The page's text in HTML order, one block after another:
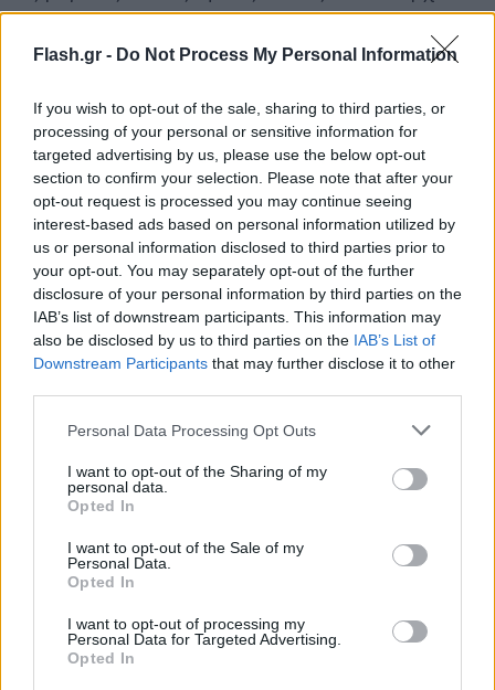
Flash.gr - Do Not Process My Personal Information
If you wish to opt-out of the sale, sharing to third parties, or
processing of your personal or sensitive information for
targeted advertising by us, please use the below opt-out
section to confirm your selection. Please note that after your
opt-out request is processed you may continue seeing
interest-based ads based on personal information utilized by
us or personal information disclosed to third parties prior to
your opt-out. You may separately opt-out of the further
disclosure of your personal information by third parties on the
IAB’s list of downstream participants. This information may
also be disclosed by us to third parties on the IAB’s List of
Downstream Participants that may further disclose it to other
Please note that this website/app uses one or more Google
not limited to your visit or usage behaviour. You may click to
grant or deny consent to Google and its third-party tags to
use your data for below specified purposes in below Google
consent section.
Personal Data Processing Opt Outs
I want to opt-out of the Sharing of my
personal data.
Opted In
I want to opt-out of the Sale of my
Personal Data.
Opted In
I want to opt-out of processing my
Personal Data for Targeted Advertising.
Opted In
νευρολογικές και δη πανεπιστημιακές κλινικές,
υπάρχει η δυνατότητα των οξέων θεραπειών και
είναι η πιο διαδεδομένη και σημαντική θεραπεία,
«αλλά πρέπει να δοθεί μέσα στις πρώτες 4-4,5
ώρες. Όσον αφορά την θρομβοεκτομή που έχει
μεγαλύτερα χρονικά περιθώρια, τα οποία είναι
συνήθως στις 6 ώρες, δεν χορηγείται σε όλες τις
περιπτώσεις εγκεφαλικών, αλλά σε αυτά που έχουν
μεγάλη απόφραξη στον εγκέφαλο και είναι
στατιστικά πολύ λιγότερα».
πρόγνωση του ασθενούς; «Στις μεγάλες πόλεις έχει
αρχίσει και υπάρχει μία καλύτερη εγρήγορση, όπως
επίσης και σε περιφερειακές πόλεις που διαθέτουν
ασχολούνται με το θέμα.
Ο χρόνος που υπολογίζουμε εμείς είναι από τη
στιγμή που ο ασθενής θα περάσει την πόρτα του